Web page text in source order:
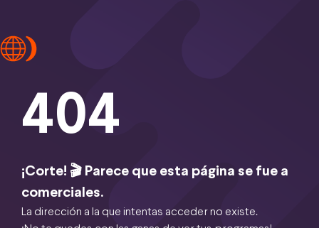
404
¡Corte! 🎬 Parece que esta página se fue a
comerciales.
La dirección a la que intentas acceder no existe.